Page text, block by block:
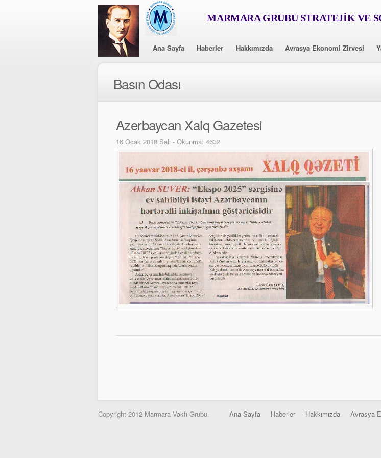
MARMARA GRUBU STRATEJİK VE
Ana Sayfa Haberler Hakkımızda Avrasya Ekonomi Zirvesi
Basın Odası
Azerbaycan Xalq Gazetesi
16 Ocak 2018 Salı - Okunma: 4632
Copyright 2012 Marmara Vakfı Grubu. Ana Sayfa Haberler Hakkımızda Avrasya